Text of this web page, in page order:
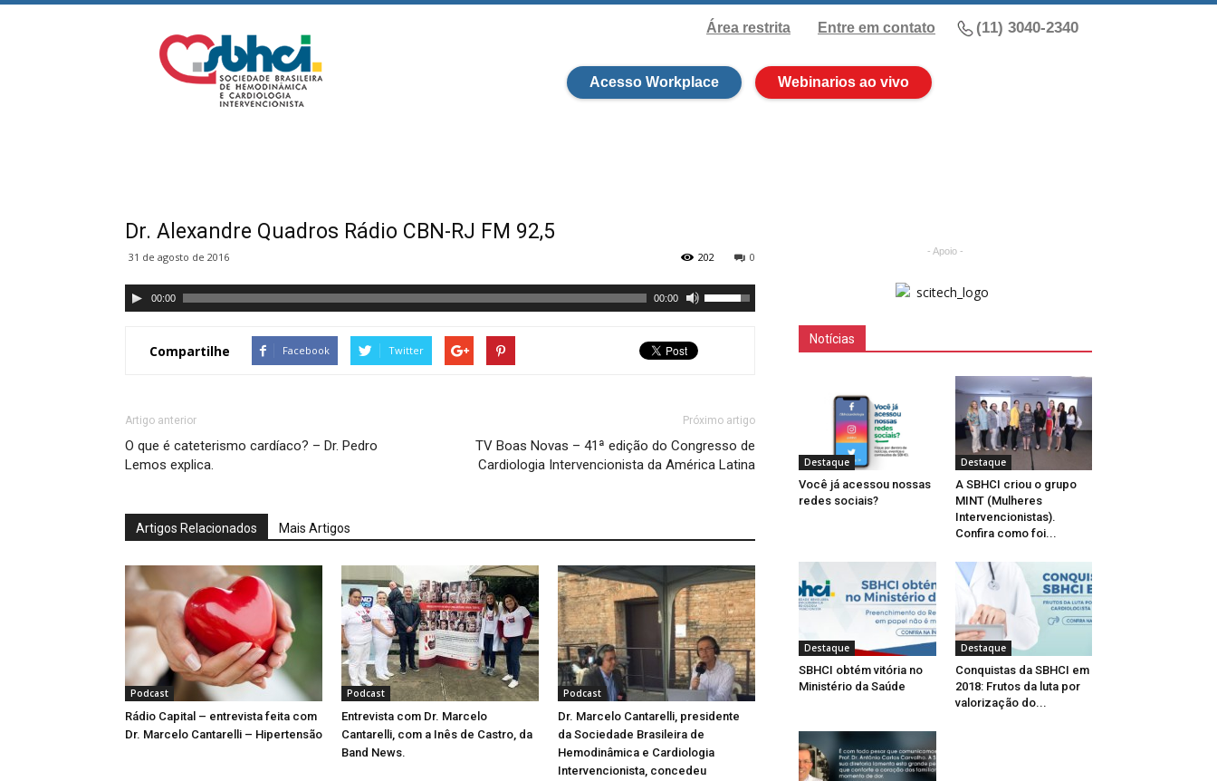
Público
Área restrita Entre em contato (11) 3040-2340
Acesso Workplace Webinarios ao vivo
Dr. Alexandre Quadros Rádio CBN-RJ FM 92,5
31 de agosto de 2016 0
202
00:00 00:00
Compartilhe Facebook Twitter
Artigo anterior
O que é cateterismo cardíaco? – Dr. Pedro
Lemos explica.
Próximo artigo
TV Boas Novas – 41ª edição do Congresso de
Cardiologia Intervencionista da América Latina
Artigos Relacionados Mais Artigos
Podcast
Rádio Capital – entrevista feita com
Dr. Marcelo Cantarelli – Hipertensão
Podcast
Entrevista com Dr. Marcelo
Cantarelli, com a Inês de Castro, da
Band News.
Podcast
Dr. Marcelo Cantarelli, presidente
da Sociedade Brasileira de
Hemodinâmica e Cardiologia
Intervencionista, concedeu
- Apoio -
Notícias
Destaque
Você já acessou nossas
redes sociais?
Destaque
A SBHCI criou o grupo
MINT (Mulheres
Intervencionistas).
Confira como foi...
Destaque
SBHCI obtém vitória no
Ministério da Saúde ​
Destaque
Conquistas da SBHCI em
2018: Frutos da luta por
valorização do...